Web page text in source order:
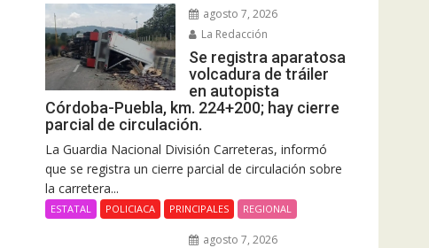
agosto 7, 2026
La Redacción
Se registra aparatosa
volcadura de tráiler
en autopista
Córdoba-Puebla, km. 224+200; hay cierre
parcial de circulación.
La Guardia Nacional División Carreteras, informó
que se registra un cierre parcial de circulación sobre
la carretera...
ESTATAL POLICIACA PRINCIPALES REGIONAL
agosto 7, 2026